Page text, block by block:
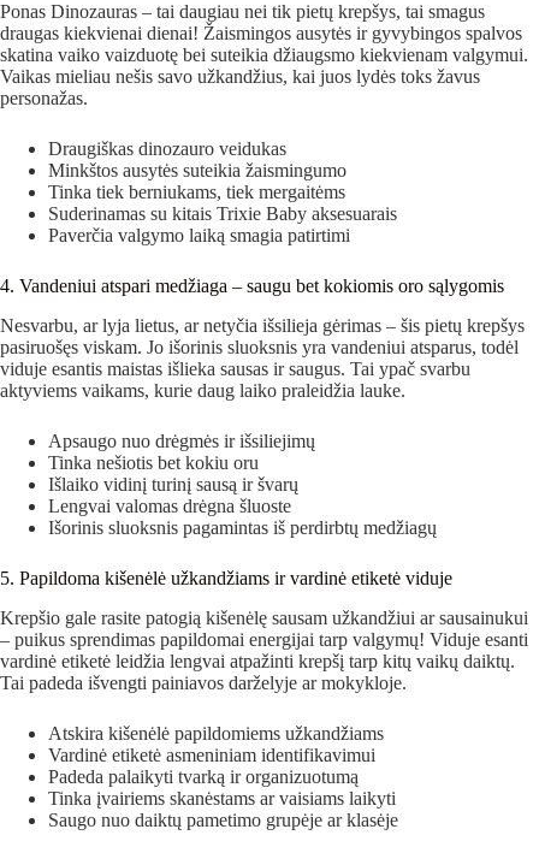
Ponas Dinozauras – tai daugiau nei tik pietų krepšys, tai smagus
draugas kiekvienai dienai! Žaismingos ausytės ir gyvybingos spalvos
skatina vaiko vaizduotę bei suteikia džiaugsmo kiekvienam valgymui.
Vaikas mieliau nešis savo užkandžius, kai juos lydės toks žavus
personažas.
Draugiškas dinozauro veidukas
Minkštos ausytės suteikia žaismingumo
Tinka tiek berniukams, tiek mergaitėms
Suderinamas su kitais Trixie Baby aksesuarais
Paverčia valgymo laiką smagia patirtimi
4. Vandeniui atspari medžiaga – saugu bet kokiomis oro sąlygomis
Nesvarbu, ar lyja lietus, ar netyčia išsilieja gėrimas – šis pietų krepšys
pasiruošęs viskam. Jo išorinis sluoksnis yra vandeniui atsparus, todėl
viduje esantis maistas išlieka sausas ir saugus. Tai ypač svarbu
aktyviems vaikams, kurie daug laiko praleidžia lauke.
Apsaugo nuo drėgmės ir išsiliejimų
Tinka nešiotis bet kokiu oru
Išlaiko vidinį turinį sausą ir švarų
Lengvai valomas drėgna šluoste
Išorinis sluoksnis pagamintas iš perdirbtų medžiagų
5. Papildoma kišenėlė užkandžiams ir vardinė etiketė viduje
Krepšio gale rasite patogią kišenėlę sausam užkandžiui ar sausainukui
– puikus sprendimas papildomai energijai tarp valgymų! Viduje esanti
vardinė etiketė leidžia lengvai atpažinti krepšį tarp kitų vaikų daiktų.
Tai padeda išvengti painiavos darželyje ar mokykloje.
Atskira kišenėlė papildomiems užkandžiams
Vardinė etiketė asmeniniam identifikavimui
Padeda palaikyti tvarką ir organizuotumą
Tinka įvairiems skanėstams ar vaisiams laikyti
Saugo nuo daiktų pametimo grupėje ar klasėje